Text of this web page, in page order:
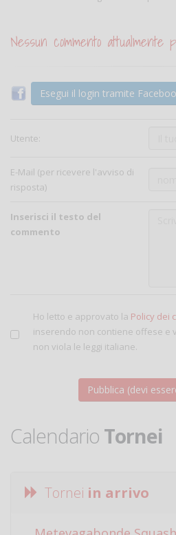
Nessun commento attualmente
Esegui il login tramite
Utente:
E-Mail (per ricevere l'avviso di
risposta)
Inserisci il testo del
commento
Ho letto e approvato la Policy dei
inserendo non contiene offese e
non viola le leggi italiane.
Calendario Tornei
Tornei in arrivo